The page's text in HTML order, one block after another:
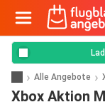
Alle Angebote
Xbox Aktion